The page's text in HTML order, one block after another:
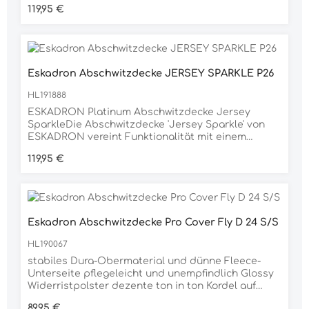
beidseitigHeritage Emblem,
KreuzbegurtungSchweifriemen
BAUMWOLLE
Regulärer Preis:
119,95 €
Eskadron Abschwitzdecke JERSEY SPARKLE P26
HL191888
ESKADRON Platinum Abschwitzdecke Jersey
SparkleDie Abschwitzdecke 'Jersey Sparkle' von
ESKADRON vereint Funktionalität mit einem
Jersey-Obermaterial verleiht der Decke eine edle
Feuchtigkeit zuverlässig nach außen transportiert.
Eigenschaften unterstützt sie optimal das
Training oder Waschen.Besondere Akzente setzen
die edle Ton-in-Ton Kordel sowie das glossy
Widerristpolster, das zusätzlich vor Druckstellen
schützt und den Tragekomfort erhöht. Die
Regulärer Preis:
119,95 €
Eskadron Abschwitzdecke Pro Cover Fly D 24 S/S
HL190067
stabiles Dura-Obermaterial und dünne Fleece-
Unterseite pflegeleicht und unempfindlich Glossy
Widerristpolster dezente ton in ton Kordel auf